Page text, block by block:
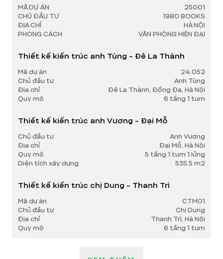
MÃ DỰ ÁN
25001
CHỦ ĐẦU TƯ
1980 BOOKS
ĐỊA CHỈ
HÀ NỘI
PHONG CÁCH
VĂN PHÒNG HIỆN ĐẠI
Thiết kế kiến trúc anh Tùng - Đê La Thành
Mã dự án
24.052
Chủ đầu tư
Anh Tùng
Địa chỉ
Đê La Thành, Đống Đa, Hà Nội
Quy mô
6 tầng 1 tum
Thiết kế kiến trúc anh Vương - Đại Mỗ
Chủ đầu tư
Anh Vương
Địa chỉ
Đại Mỗ, Hà Nội
Quy mô
5 tầng 1 tum 1 lửng
Diện tích xây dựng
535.5 m2
Thiết kế kiến trúc chị Dung - Thanh Trì
Mã dự án
CTM01
Chủ đầu tư
Chị Dung
Địa chỉ
Thanh Trì, Hà Nội
Quy mô
6 tầng 1 tum